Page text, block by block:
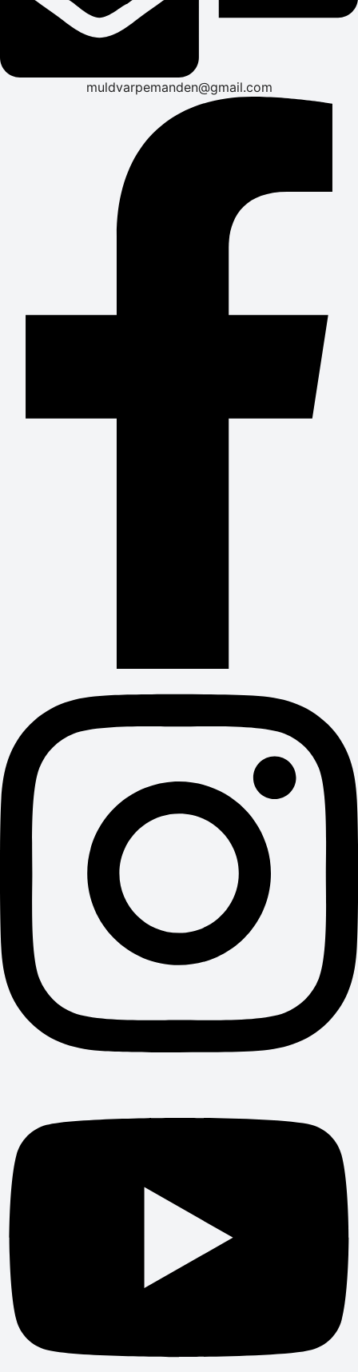
muldvarpemanden@gmail.com